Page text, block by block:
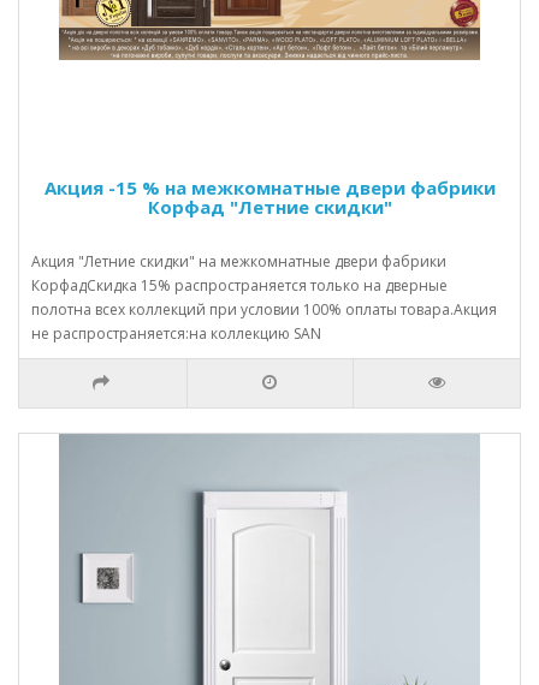
Акция -15 % на межкомнатные двери фабрики
Корфад "Летние скидки"
Акция "Летние скидки" на межкомнатные двери фабрики
КорфадСкидка 15% распространяется только на дверные
полотна всех коллекций при условии 100% оплаты товара.Акция
не распространяется:на коллекцию SAN